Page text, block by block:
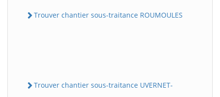
Trouver chantier sous-traitance ROUMOULES
Trouver chantier sous-traitance UVERNET-